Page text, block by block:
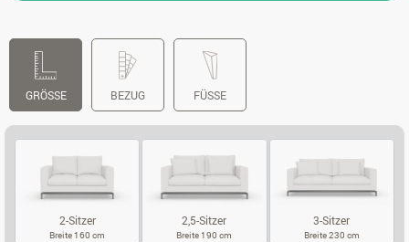
GRÖSSE BEZUG FÜSSE
2-Sitzer
Breite 160 cm
2,5-Sitzer
Breite 190 cm
3-Sitzer
Breite 230 cm